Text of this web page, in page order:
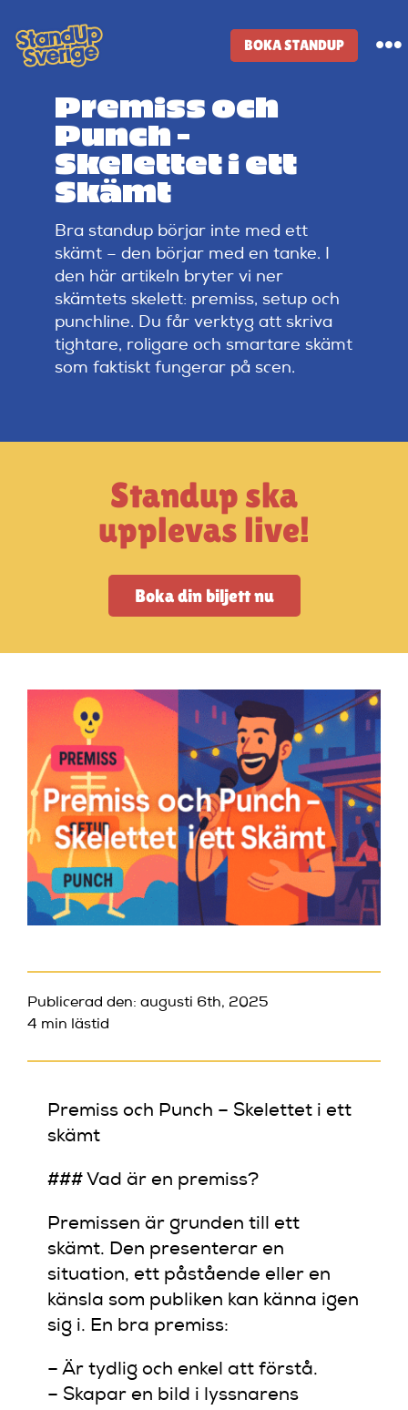
to
content
BOKA STANDUP
Standup-butik
Komiker
Lineup
Tidigare lineup
Klubbar
StandUpSverige PODDEN
Kontakta oss
Vanliga frågor
Mitt konto
Premiss och
Punch –
Skelettet i ett
Skämt
Bra standup börjar inte med ett
skämt – den börjar med en tanke. I
den här artikeln bryter vi ner
skämtets skelett: premiss, setup och
punchline. Du får verktyg att skriva
tightare, roligare och smartare skämt
som faktiskt fungerar på scen.
Standup ska
upplevas live!
Boka din biljett nu
Publicerad den: augusti 6th, 2025
4 min lästid
Premiss och Punch – Skelettet i ett
skämt
### Vad är en premiss?
Premissen är grunden till ett
skämt. Den presenterar en
situation, ett påstående eller en
känsla som publiken kan känna igen
sig i. En bra premiss:
– Är tydlig och enkel att förstå.
– Skapar en bild i lyssnarens